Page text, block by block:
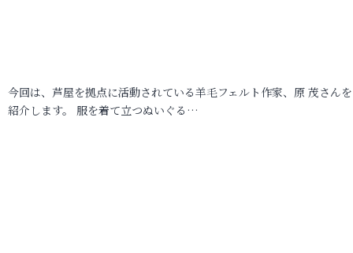
今回は、芦屋を拠点に活動されている羊毛フェルト作家、原 茂さん
紹介します。 服を着て立つぬいぐる…